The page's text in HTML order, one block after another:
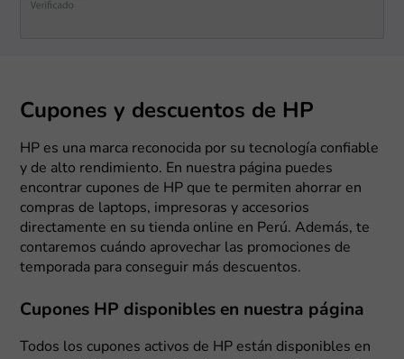
Cupones y descuentos de HP
HP es una marca reconocida por su tecnología confiable
y de alto rendimiento. En nuestra página puedes
encontrar cupones de HP que te permiten ahorrar en
compras de laptops, impresoras y accesorios
directamente en su tienda online en Perú. Además, te
contaremos cuándo aprovechar las promociones de
temporada para conseguir más descuentos.
Cupones HP disponibles en nuestra página
Todos los cupones activos de HP están disponibles en